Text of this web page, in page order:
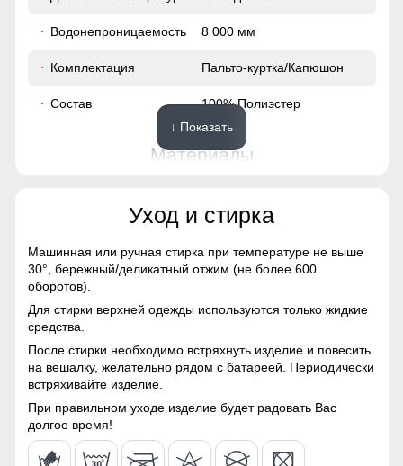
Подкладка из полиэстера: Устойчива к износу и легко
очищается, что делает куртку идеальным вариантом для
повседневного использования.
Капюшон на все случаи жизни
Несъемный и регулируемый капюшон делает эту куртку
48 (XL)
107
67
Водонепроницаемость 8 000 мм
Комплектация Пальто-куртка/Капюшон
Состав 100% Полиэстер
Материалы
Натуральные материалы,
Полиэстер, Плащевка,
Экологичные материалы
Материал подкладки
капюшона
Материал наполнителя
Особенность ткани
ткань
↓ Показать
Уход и стирка
Машинная или ручная стирка при температуре не выше
30°, бережный/деликатный отжим (не более 600
оборотов).
Для стирки верхней одежды используются только жидкие
средства.
После стирки необходимо встряхнуть изделие и повесить
на вешалку, желательно рядом с батареей. Периодически
встряхивайте изделие.
При правильном уходе изделие будет радовать Вас
долгое время!